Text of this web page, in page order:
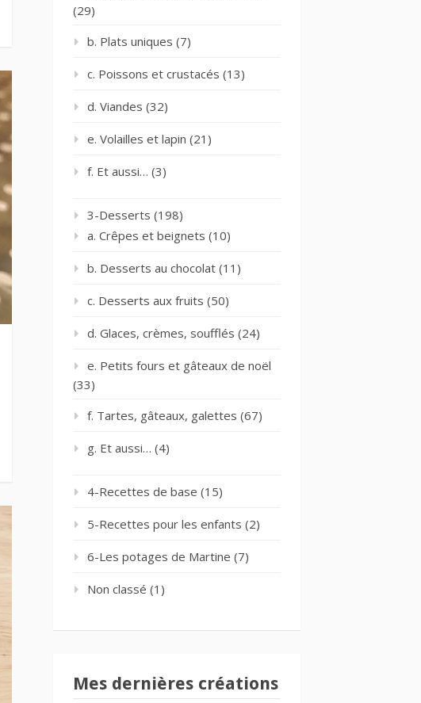
(29)
b. Plats uniques (7)
c. Poissons et crustacés (13)
d. Viandes (32)
e. Volailles et lapin (21)
f. Et aussi… (3)
3-Desserts (198)
a. Crêpes et beignets (10)
b. Desserts au chocolat (11)
c. Desserts aux fruits (50)
d. Glaces, crèmes, soufflés (24)
e. Petits fours et gâteaux de noël
(33)
f. Tartes, gâteaux, galettes (67)
g. Et aussi… (4)
4-Recettes de base (15)
5-Recettes pour les enfants (2)
6-Les potages de Martine (7)
Non classé (1)
Mes dernières créations